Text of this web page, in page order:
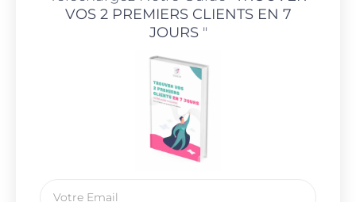
VOS 2 PREMIERS CLIENTS EN 7
JOURS"